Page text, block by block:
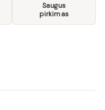
Saugus
pirkimas
TRIO Komoda 2S/4/5